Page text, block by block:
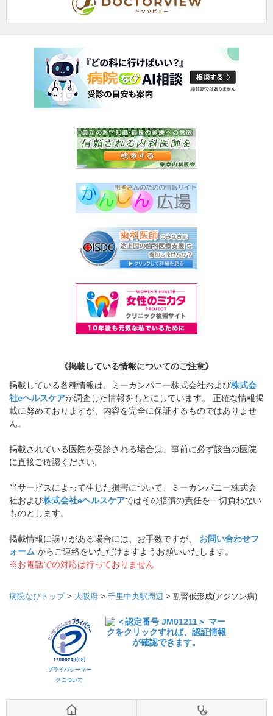
《掲載している情報についてのご注意》
掲載している各種情報は、ミーカンパニー株式会社および株式会
社eヘルスケアが調査した情報をもとにしています。 正確な情報掲
載に努めておりますが、内容を完全に保証するものではありませ
ん。
掲載されている医院を受診される場合は、事前に必ず該当の医院
に直接ご確認ください。
当サービスによって生じた損害について、ミーカンパニー株式会
社および株式会社eヘルスケアではその賠償の責任を一切負わない
ものとします。
掲載情報に誤りがある場合には、お手数ですが、 お問い合わせフ
ォーム からご連絡をいただけますようお願いいたします。
※お電話での対応は行っておりません
病院なびトップ> 大阪府 > 千里中央駅周辺 > 副腎低形成(アジソン病)
プライバシーマー
クについて